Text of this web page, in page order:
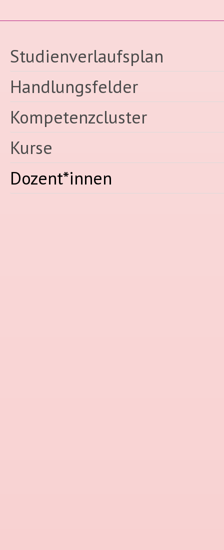
Studienverlaufsplan
Handlungsfelder
Kompetenzcluster
Kurse
Dozent*innen